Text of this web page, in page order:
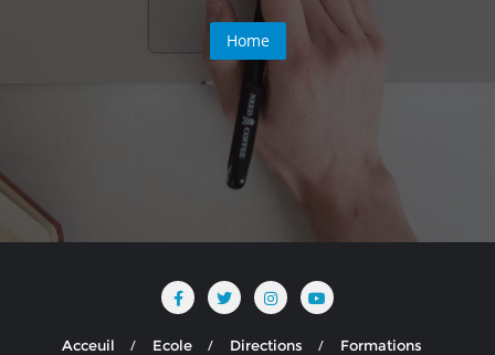
Home
Acceuil Ecole Directions Formations